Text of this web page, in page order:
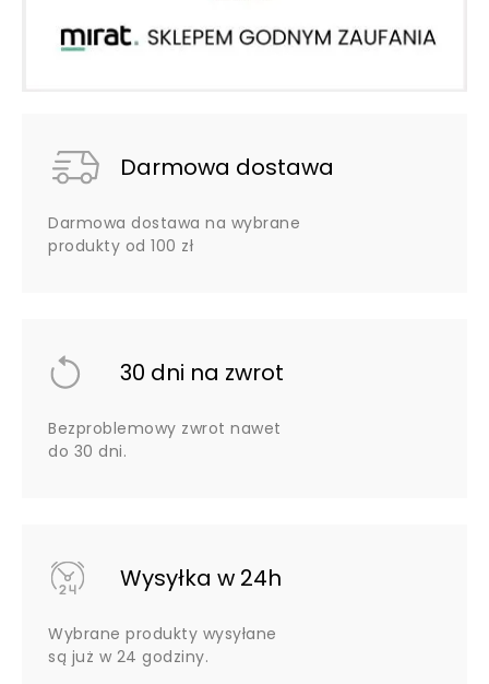
Darmowa dostawa
Darmowa dostawa na wybrane
produkty od 100 zł
30 dni na zwrot
Bezproblemowy zwrot nawet
do 30 dni.
Wysyłka w 24h
Wybrane produkty wysyłane
są już w 24 godziny.